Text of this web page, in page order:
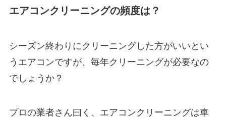
エアコンクリーニングの頻度は？
シーズン終わりにクリーニングした方がいいとい
うエアコンですが、毎年クリーニングが必要なの
でしょうか？
プロの業者さん曰く、エアコンクリーニングは車